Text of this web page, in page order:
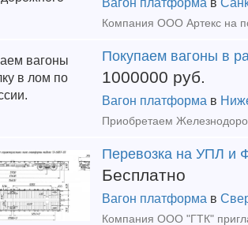
Вагон платформа в
Покупаем вагоны в
1000000 руб.
Вагон платформа в
Перевозка на УПЛ и
Бесплатно
Вагон платформа в